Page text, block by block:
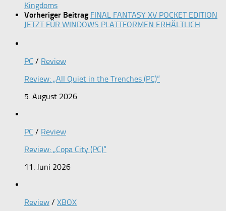
Kingdoms
Vorheriger Beitrag FINAL FANTASY XV POCKET EDITION
JETZT FÜR WINDOWS PLATTFORMEN ERHÄLTLICH
PC / Review
Review: „All Quiet in the Trenches (PC)“
5. August 2026
PC / Review
Review: „Copa City (PC)“
11. Juni 2026
Review / XBOX